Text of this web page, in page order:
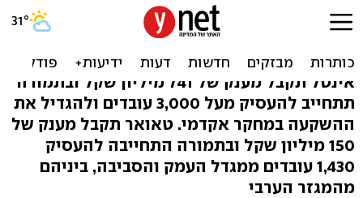
אושרו מענקים במאות
מיליונים לאינטל ולטאואר
אינטל תקבל מענק של 741 מיליון שקל ובתמורה
תתחייב להעסיק מעל 3,000 עובדים ולהגדיל את
ההשקעה במחקר אקדמי. טאואר תקבל מענק של
150 מיליון שקל ובתמורה התחייבה להעסיק
1,430 עובדים ממגדל העמק והסביבה, ביניהם
מהמגזר הערבי